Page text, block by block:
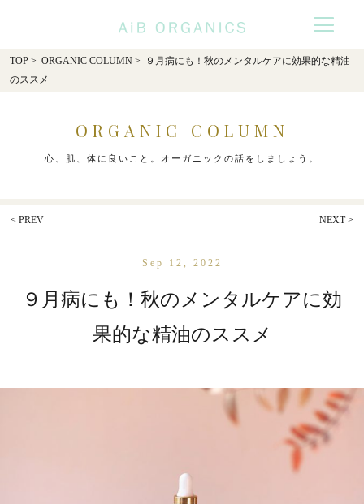
TOP> ORGANIC COLUMN> ９月病にも！秋のメンタルケアに効果的な精油
のススメ
ORGANIC COLUMN
心、肌、体に良いこと。オーガニックの話をしましょう。
< PREV NEXT >
Sep 12, 2022
９月病にも！秋のメンタルケアに効
果的な精油のススメ